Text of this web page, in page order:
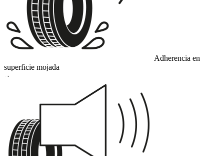
Adherencia en
superficie mojada
B